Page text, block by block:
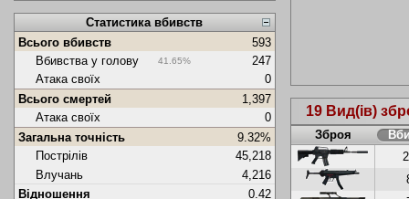
Статистика вбивств
Всього вбивств
593
Вбивства у голову
41.65%
247
Атака своїх
0
Всього смертей
1,397
Атака своїх
0
Загальна точність
9.32%
Пострілів
45,218
Влучань
4,216
Відношення
0.42
19 Вид(ів)
Зброя